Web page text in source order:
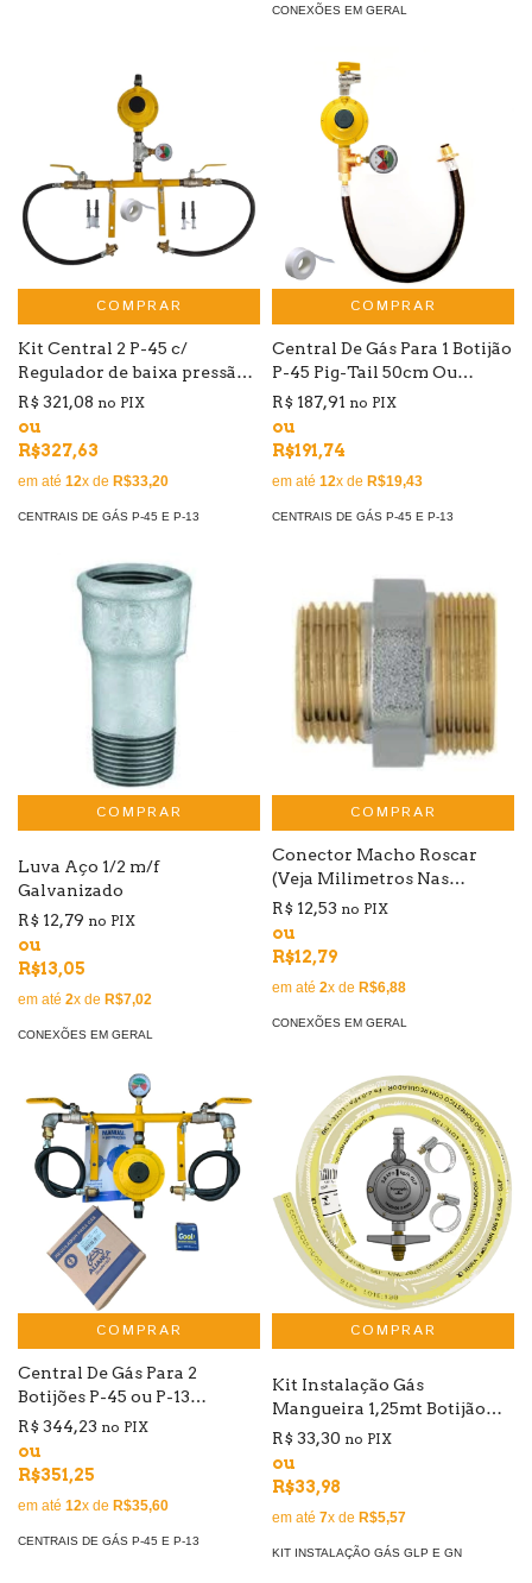
CONEXÕES EM GERAL
COMPRAR
Kit Central 2 P-45 c/
Regulador de baixa pressão
com valv. alavanca
R$ 321,08 no PIX
ou
R$327,63
em até 12x de R$33,20
CENTRAIS DE GÁS P-45 E P-13
COMPRAR
Central De Gás Para 1 Botijão
P-45 Pig-Tail 50cm Ou
1,00mt 12kg/h C/manômetro
R$ 187,91 no PIX
ou
R$191,74
em até 12x de R$19,43
CENTRAIS DE GÁS P-45 E P-13
Luva Aço 1/2 m/f
Galvanizado
R$ 12,79 no PIX
ou
R$13,05
em até 2x de R$7,02
CONEXÕES EM GERAL
COMPRAR
Conector Macho Roscar
(Veja Milimetros Nas
Variações)
R$ 12,53 no PIX
ou
R$12,79
em até 2x de R$6,88
CONEXÕES EM GERAL
COMPRAR
Central De Gás Para 2
Botijões P-45 ou P-13
Regulador Baixa Pressão
R$ 344,23 no PIX
ou
R$351,25
em até 12x de R$35,60
CENTRAIS DE GÁS P-45 E P-13
Kit Instalação Gás
Mangueira 1,25mt Botijão
GLP 13Kg - Formagás
R$ 33,30 no PIX
ou
R$33,98
em até 7x de R$5,57
KIT INSTALAÇÃO GÁS GLP E GN